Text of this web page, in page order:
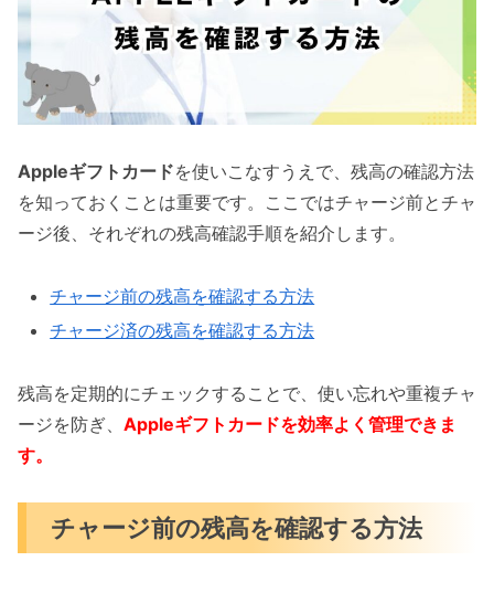
Appleギフトカードを使いこなすうえで、残高の確認方法
を知っておくことは重要です。ここではチャージ前とチャ
ージ後、それぞれの残高確認手順を紹介します。
チャージ前の残高を確認する方法
チャージ済の残高を確認する方法
残高を定期的にチェックすることで、使い忘れや重複チャ
ージを防ぎ、 Appleギフトカードを効率よく管理できま
す。
チャージ前の残高を確認する方法